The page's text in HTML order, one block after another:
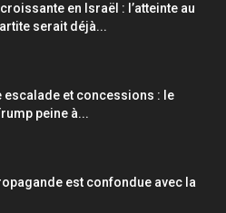
en Israël : l’atteinte au
serait déjà...
escalade et concessions : le
peine à...
est confondue avec la